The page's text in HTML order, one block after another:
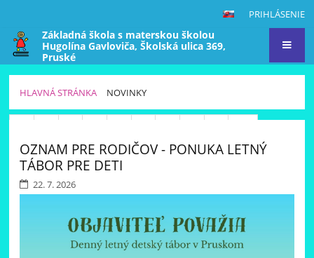
PRIHLÁSENIE
Základná škola s materskou školou
Hugolína Gavloviča, Školská ulica 369,
Pruské
HLAVNÁ STRÁNKA NOVINKY
NOVINKY
OZNAM PRE RODIČOV - PONUKA LETNÝ
TÁBOR PRE DETI
22. 7. 2026
Ďalší